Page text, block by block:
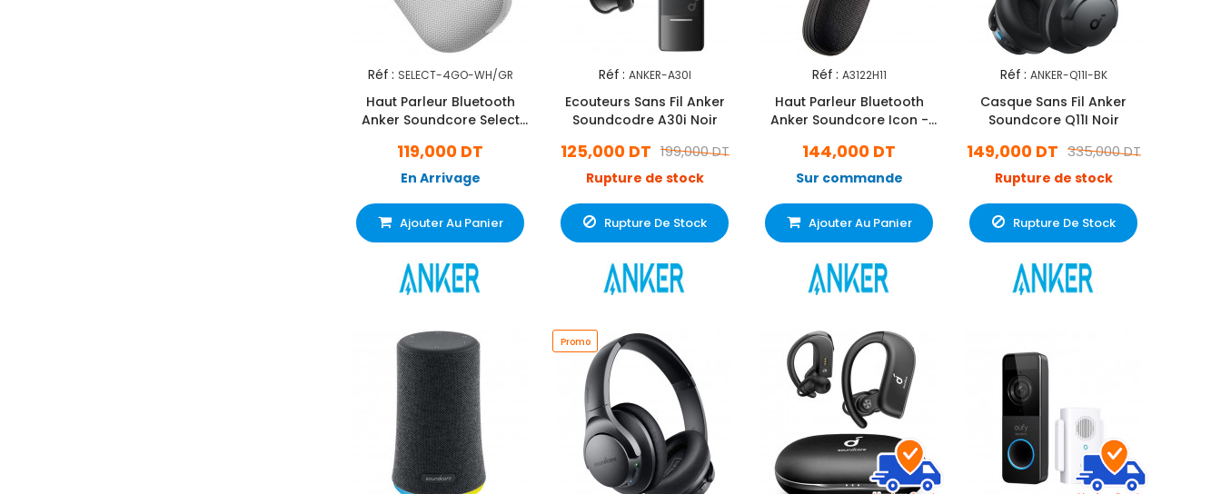
Réf : SELECT-4GO-WH/GR
Haut Parleur Bluetooth
Anker Soundcore Select
119,000 DT
En Arrivage
Ajouter Au Panier
Réf : ANKER-A30I
Ecouteurs Sans Fil Anker
Soundcodre A30i Noir
199,000 DT
125,000 DT
Rupture de stock
Rupture De Stock
Réf : A3122H11
Haut Parleur Bluetooth
Anker Soundcore Icon -
144,000 DT
Sur commande
Ajouter Au Panier
Réf : ANKER-Q11I-BK
Casque Sans Fil Anker
Soundcore Q11I Noir
335,000 DT
149,000 DT
Rupture de stock
Rupture De Stock
Promo